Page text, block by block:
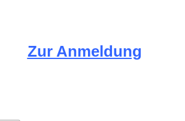
Zur Anmeldung